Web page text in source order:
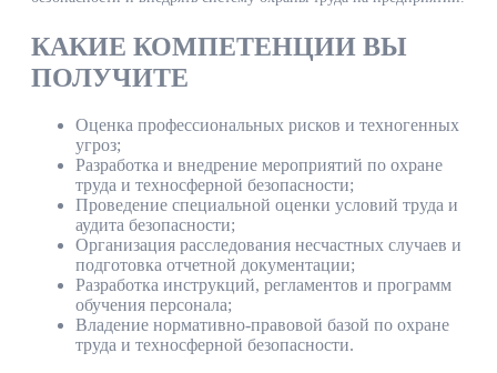
КАКИЕ КОМПЕТЕНЦИИ ВЫ
ПОЛУЧИТЕ
Оценка профессиональных рисков и техногенных
угроз;
Разработка и внедрение мероприятий по охране
труда и техносферной безопасности;
Проведение специальной оценки условий труда и
аудита безопасности;
Организация расследования несчастных случаев и
подготовка отчетной документации;
Разработка инструкций, регламентов и программ
обучения персонала;
Владение нормативно‑правовой базой по охране
труда и техносферной безопасности.